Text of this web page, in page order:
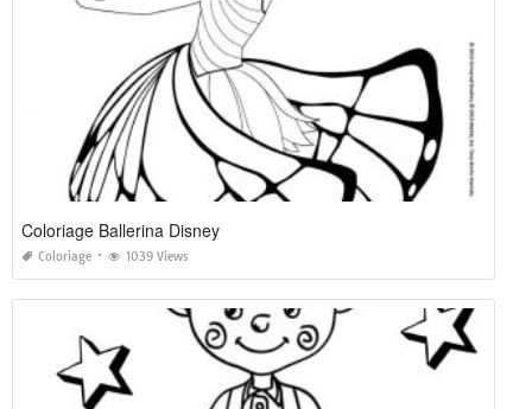
Coloriage Ballerina Disney
Coloriage 1039 Views